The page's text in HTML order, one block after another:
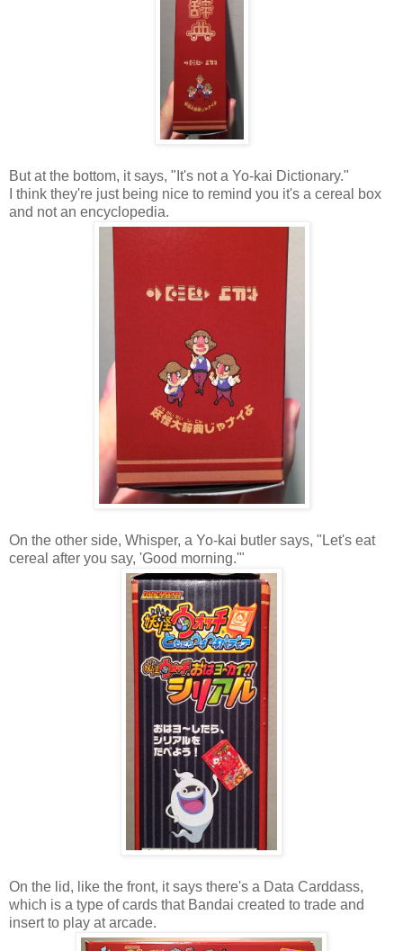
But at the bottom, it says, "It's not a Yo-kai Dictionary."
I think they're just being nice to remind you it's a cereal box
and not an encyclopedia.
On the other side, Whisper, a Yo-kai butler says, "Let's eat
cereal after you say, 'Good morning.'"
On the lid, like the front, it says there's a Data Carddass,
which is a type of cards that Bandai created to trade and
insert to play at arcade.